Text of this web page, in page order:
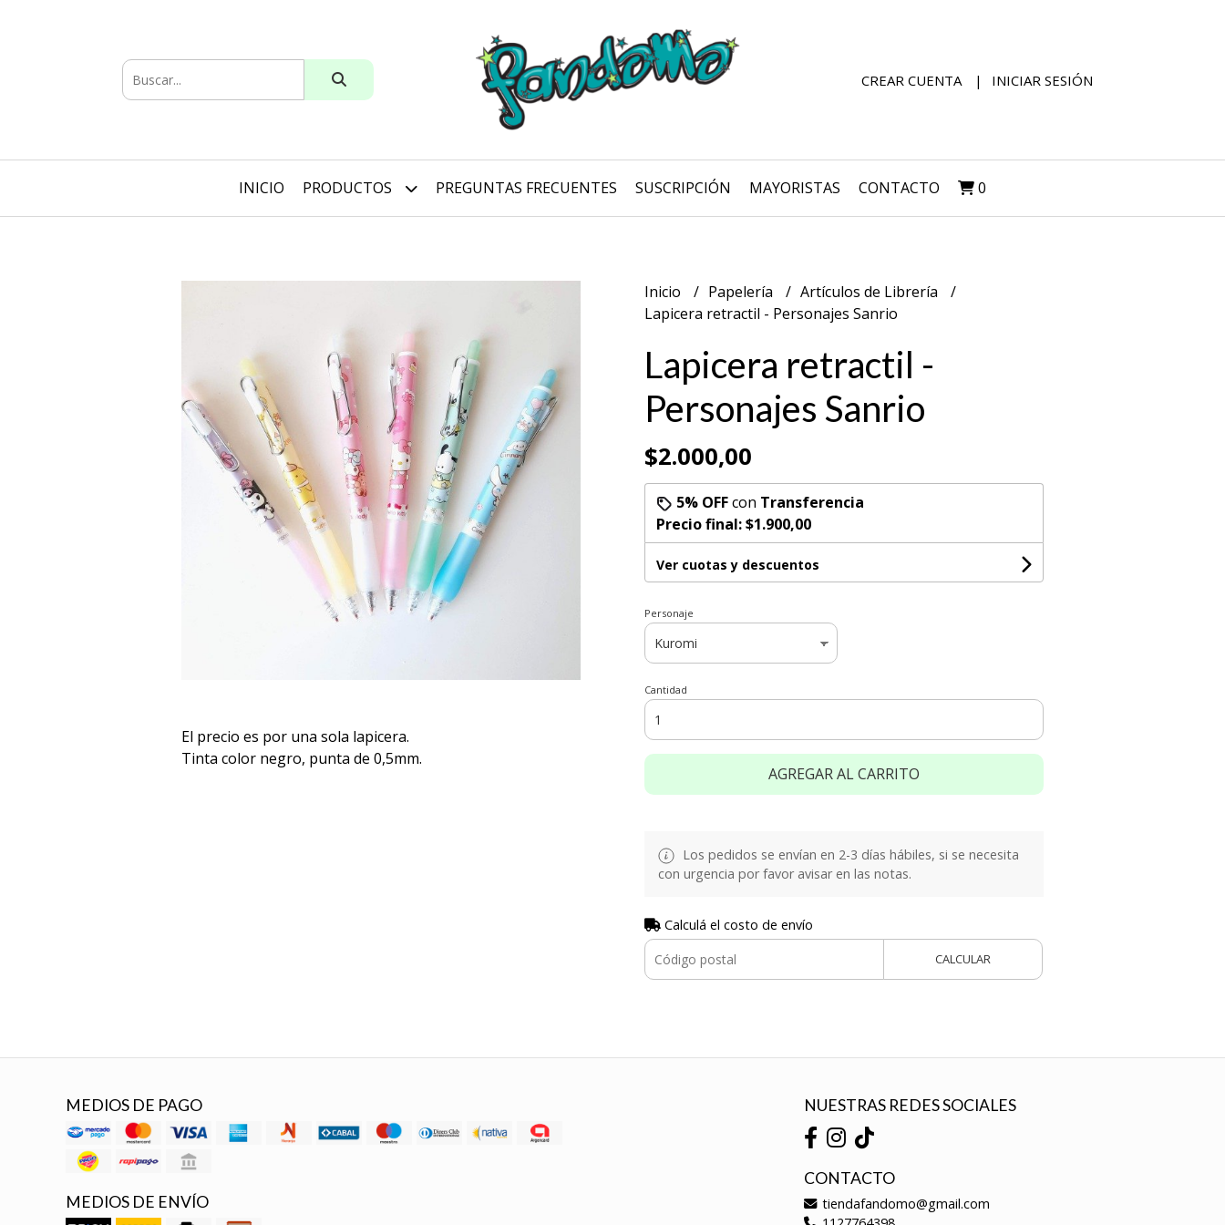
CREAR CUENTA INICIAR SESIÓN
INICIO PRODUCTOS PREGUNTAS FRECUENTES SUSCRIPCIÓN MAYORISTAS CONTACTO 0
El precio es por una sola lapicera.
Tinta color negro, punta de 0,5mm.
Inicio Papelería
Artículos de Librería
Lapicera retractil - Personajes Sanrio
Lapicera retractil -
Personajes Sanrio
$2.000,00
5% OFFcon Transferencia
Precio final:$1.900,00
Ver cuotas y descuentos
Personaje
Cantidad
AGREGAR AL CARRITO
Los pedidos se envían en 2-3 días hábiles, si se necesita
con urgencia por favor avisar en las notas.
Calculá el costo de envío
CALCULAR
MEDIOS DE PAGO
MEDIOS DE ENVÍO
NUESTRAS REDES SOCIALES
CONTACTO
tiendafandomo@gmail.com